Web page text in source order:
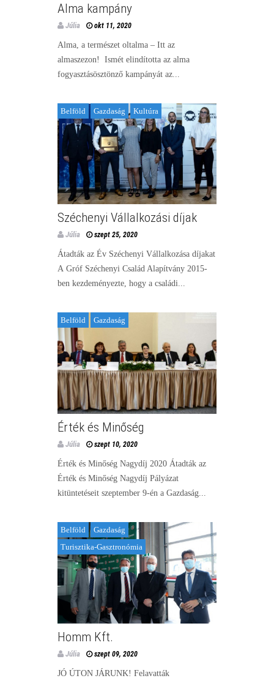
Alma kampány
Júlia okt 11, 2020
Alma, a természet oltalma – Itt az
almaszezon! Ismét elindította az alma
fogyasztásösztönző kampányát az...
Belföld Gazdaság Kultúra
Széchenyi Vállalkozási díjak
Júlia szept 25, 2020
Átadták az Év Széchenyi Vállalkozása díjakat
A Gróf Széchenyi Család Alapítvány 2015-
ben kezdeményezte, hogy a családi...
Belföld Gazdaság
Érték és Minőség
Júlia szept 10, 2020
Érték és Minőség Nagydíj 2020 Átadták az
Érték és Minőség Nagydíj Pályázat
kitüntetéseit szeptember 9-én a Gazdaság...
Belföld
Gazdaság
Turisztika-Gasztronómia
Homm Kft.
Júlia szept 09, 2020
JÓ ÚTON JÁRUNK! Felavatták